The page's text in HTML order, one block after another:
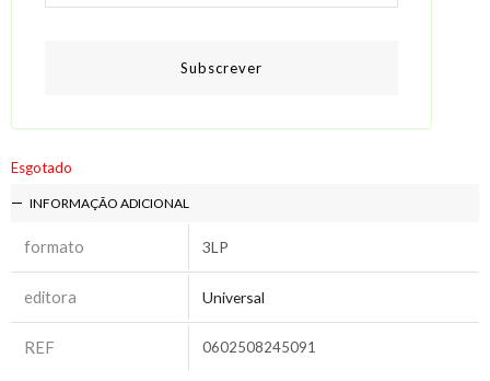
Subscrever
Esgotado
INFORMAÇÃO ADICIONAL
formato 3LP
editora Universal
REF 0602508245091